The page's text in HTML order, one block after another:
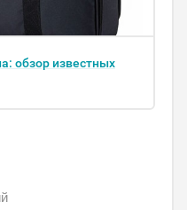
обзор известных